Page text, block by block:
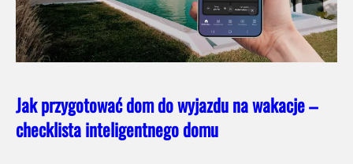
Jak przygotować dom do wyjazdu na wakacje –
checklista inteligentnego domu